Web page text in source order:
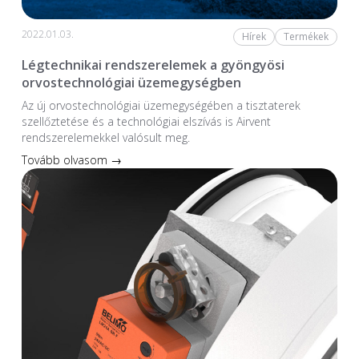
2022.01.03. Hírek Termékek
Légtechnikai rendszerelemek a gyöngyösi
orvostechnológiai üzemegységben
Az új orvostechnológiai üzem­egységében a tiszta­terek
szellőztetése és a technológiai elszívás is Airvent
rendszerelemekkel valósult meg.
Tovább olvasom →